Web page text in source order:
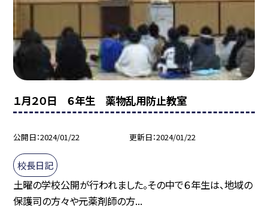
１月２０日 ６年生 薬物乱用防止教室
公開日 2024/01/22 更新日 2024/01/22
校長日記
土曜の学校公開が行われました。その中で６年生は、地域の
保護司の方々や元薬剤師の方...